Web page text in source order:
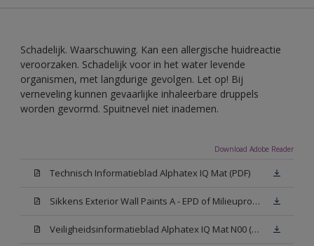
Schadelijk. Waarschuwing. Kan een allergische huidreactie
veroorzaken. Schadelijk voor in het water levende
organismen, met langdurige gevolgen. Let op! Bij
verneveling kunnen gevaarlijke inhaleerbare druppels
worden gevormd. Spuitnevel niet inademen.
Download Adobe Reader
Technisch Informatieblad Alphatex IQ Mat (PDF)
Sikkens Exterior Wall Paints A - EPD of Milieuproductverklaring
Veiligheidsinformatieblad Alphatex IQ Mat N00 (MSDS)